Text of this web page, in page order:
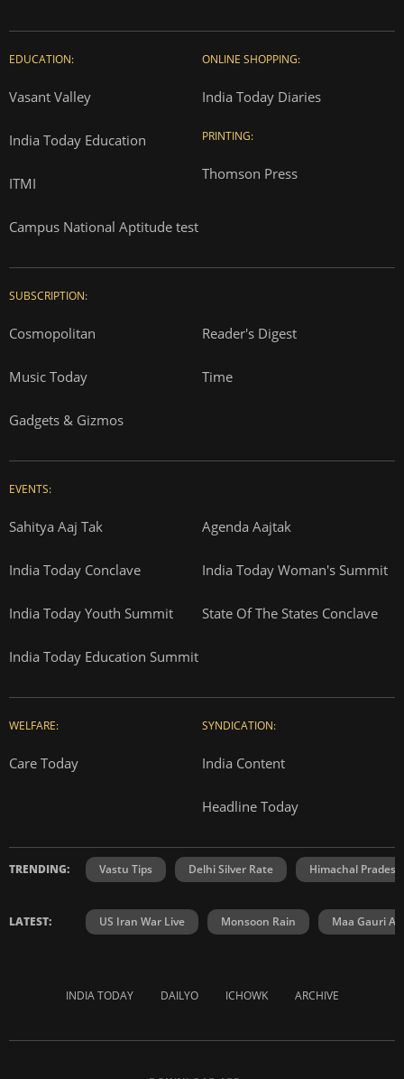
EDUCATION:
Vasant Valley
India Today Education
ITMI
Campus National Aptitude test
ONLINE SHOPPING:
India Today Diaries
PRINTING:
Thomson Press
SUBSCRIPTION:
Cosmopolitan Reader's Digest
Music Today Time
Gadgets & Gizmos
EVENTS:
Sahitya Aaj Tak Agenda Aajtak
India Today Conclave India Today Woman's Summit
India Today Youth Summit State Of The States Conclave
India Today Education Summit
WELFARE:
Care Today
SYNDICATION:
India Content
Headline Today
TRENDING: Vastu Tips Delhi Silver Rate Himachal
LATEST: US Iran War Live Monsoon Rain Maa Gauri
INDIA TODAY DAILYO ICHOWK ARCHIVE